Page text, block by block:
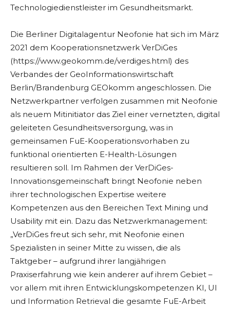
Technologiedienstleister im Gesundheitsmarkt.
Die Berliner Digitalagentur Neofonie hat sich im März
2021 dem Kooperationsnetzwerk VerDiGes
(https://www.geokomm.de/verdiges.html) des
Verbandes der GeoInformationswirtschaft
Berlin/Brandenburg GEOkomm angeschlossen. Die
Netzwerkpartner verfolgen zusammen mit Neofonie
als neuem Mitinitiator das Ziel einer vernetzten, digital
geleiteten Gesundheitsversorgung, was in
gemeinsamen FuE-Kooperationsvorhaben zu
funktional orientierten E-Health-Lösungen
resultieren soll. Im Rahmen der VerDiGes-
Innovationsgemeinschaft bringt Neofonie neben
ihrer technologischen Expertise weitere
Kompetenzen aus den Bereichen Text Mining und
Usability mit ein. Dazu das Netzwerkmanagement:
„VerDiGes freut sich sehr, mit Neofonie einen
Spezialisten in seiner Mitte zu wissen, die als
Taktgeber – aufgrund ihrer langjährigen
Praxiserfahrung wie kein anderer auf ihrem Gebiet –
vor allem mit ihren Entwicklungskompetenzen KI, UI
und Information Retrieval die gesamte FuE-Arbeit